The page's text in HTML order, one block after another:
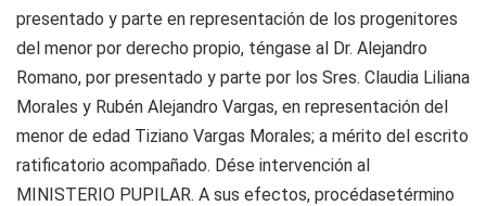
presentado y parte en representación de los progenitores
del menor por derecho propio, téngase al Dr. Alejandro
Romano, por presentado y parte por los Sres. Claudia Liliana
Morales y Rubén Alejandro Vargas, en representación del
menor de edad Tiziano Vargas Morales; a mérito del escrito
ratificatorio acompañado. Dése intervención al
MINISTERIO PUPILAR. A sus efectos, procédasetérmino